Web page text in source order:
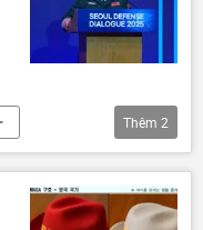
Thêm 2